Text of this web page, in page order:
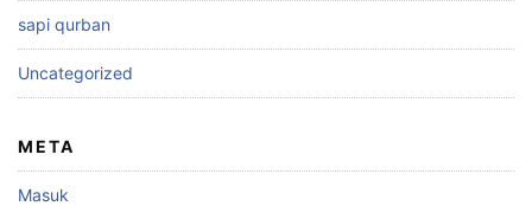
sapi qurban
Uncategorized
META
Masuk